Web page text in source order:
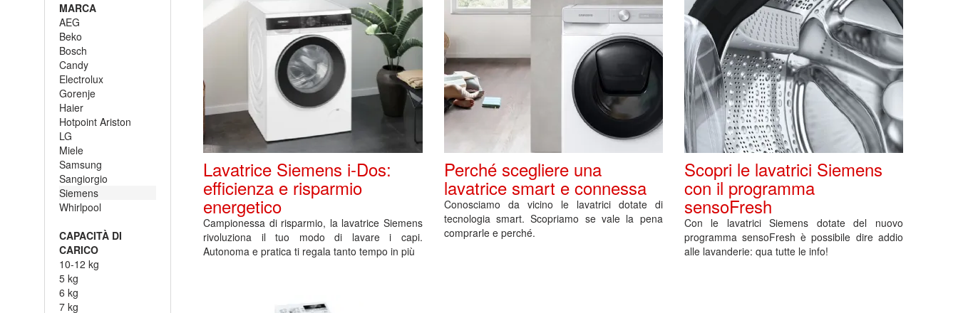
MARCA
AEG
Beko
Bosch
Candy
Electrolux
Gorenje
Haier
Hotpoint Ariston
LG
Miele
Samsung
Sangiorgio
Siemens
Whirlpool
CAPACITÀ DI
CARICO
10-12 kg
5 kg
6 kg
7 kg
Lavatrice Siemens i-Dos:
efficienza e risparmio
energetico
Campionessa di risparmio, la lavatrice Siemens
rivoluziona il tuo modo di lavare i capi.
Autonoma e pratica ti regala tanto tempo in più
Perché scegliere una
lavatrice smart e connessa
Conosciamo da vicino le lavatrici dotate di
tecnologia smart. Scopriamo se vale la pena
comprarle e perché.
Scopri le lavatrici Siemens
con il programma
sensoFresh
Con le lavatrici Siemens dotate del nuovo
programma sensoFresh è possibile dire addio
alle lavanderie: qua tutte le info!